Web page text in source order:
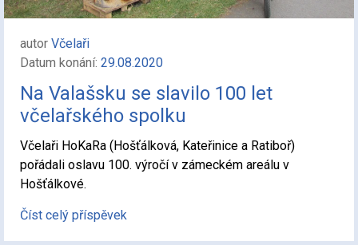
autor Včelaři
Datum konání: 29.08.2020
Na Valašsku se slavilo 100 let
včelařského spolku
Včelaři HoKaRa (Hošťálková, Kateřinice a Ratiboř)
pořádali oslavu 100. výročí v zámeckém areálu v
Hošťálkové.
Číst celý příspěvek